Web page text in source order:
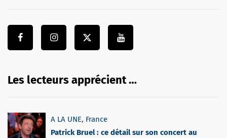
Les lecteurs apprécient …
A LA UNE, France
Patrick Bruel : ce détail sur son concert au